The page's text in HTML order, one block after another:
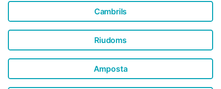
Cambrils
Riudoms
Amposta